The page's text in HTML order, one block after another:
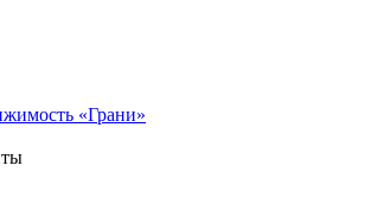
«Грани»